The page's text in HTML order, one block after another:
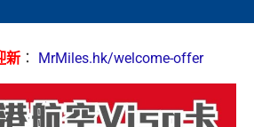
新 ： MrMiles.hk/welcome-offer